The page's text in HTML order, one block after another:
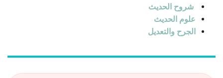
شروح الحديث
علوم الحديث
الجرح والتعديل